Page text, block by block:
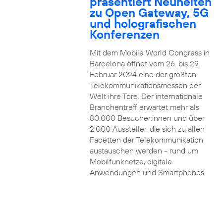
zu Open Gateway, 5G
und holografischen
Konferenzen
Mit dem Mobile World Congress in
Barcelona öffnet vom 26. bis 29.
Februar 2024 eine der größten
Telekommunikationsmessen der
Welt ihre Tore. Der internationale
Branchentreff erwartet mehr als
80.000 Besucher:innen und über
2.000 Aussteller, die sich zu allen
Facetten der Telekommunikation
austauschen werden - rund um
Mobilfunknetze, digitale
Anwendungen und Smartphones.